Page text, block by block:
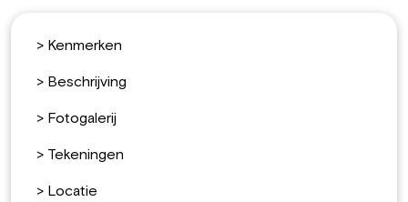
> Kenmerken
> Beschrijving
> Fotogalerij
> Tekeningen
> Locatie